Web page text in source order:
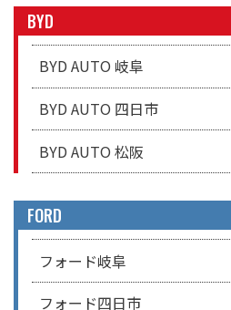
BYD
BYD AUTO 岐阜
BYD AUTO 四日市
BYD AUTO 松阪
FORD
フォード岐阜
フォード四日市